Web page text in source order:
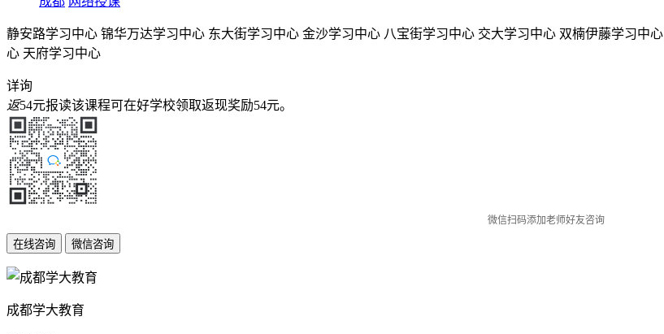
静安路学习中心 锦华万达学习中心 东大街学习中心 金沙学习中心 八宝街学习中心 交大学习中心 双楠伊藤学习中心
心 天府学习中心
详询
返54元报读该课程可在好学校领取返现奖励54元。
微信扫码添加老师好友咨询
成都学大教育